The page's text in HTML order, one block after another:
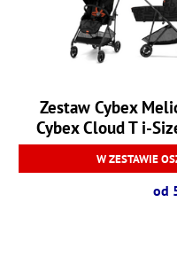
Zestaw Cybex
Cybex Cloud T i-
W ZESTAWIE
od